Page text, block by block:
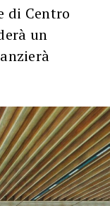
di Centro
un